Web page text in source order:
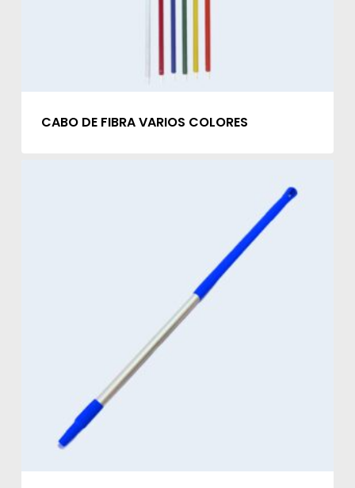
CABO DE FIBRA VARIOS COLORES